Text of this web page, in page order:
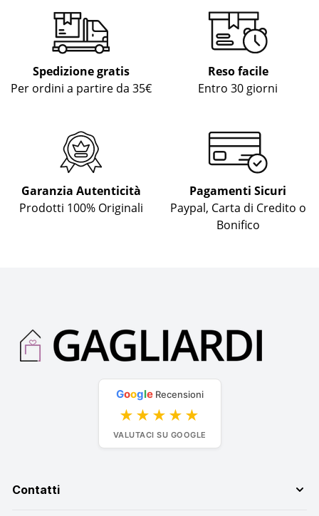
Spedizione gratis
Per ordini a partire da 35€
Reso facile
Entro 30 giorni
Garanzia Autenticità
Prodotti 100% Originali
Pagamenti Sicuri
Paypal, Carta di Credito o
Bonifico
Google Recensioni
★★★★★
VALUTACI SU GOOGLE
Contatti